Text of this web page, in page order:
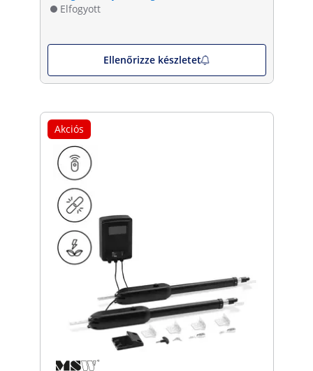
Elfogyott
Ellenőrizze készletet
Akciós